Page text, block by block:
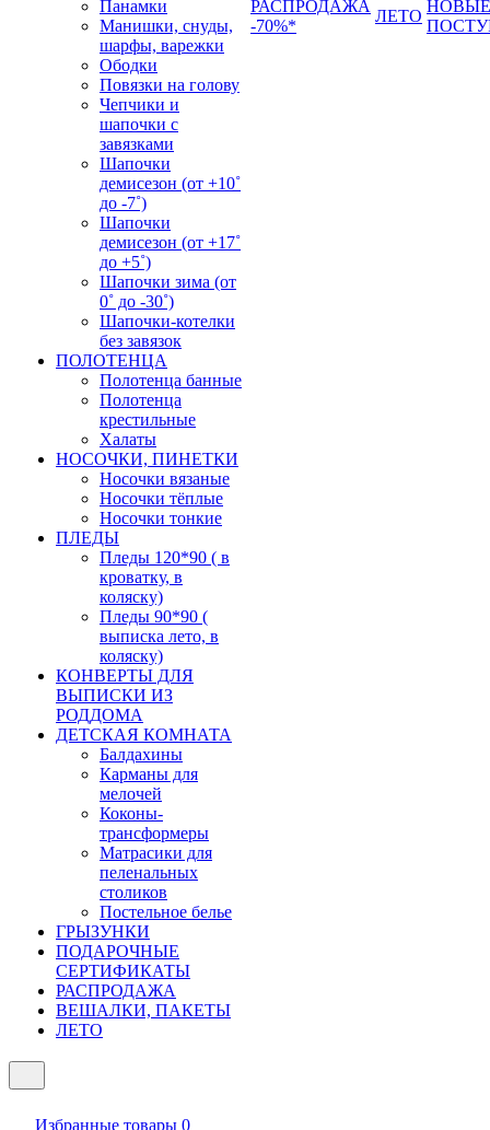
Панамки
Манишки, снуды,
шарфы, варежки
Ободки
Повязки на голову
Чепчики и
шапочки с
завязками
Шапочки
демисезон (от +10˚
до -7˚)
Шапочки
демисезон (от +17˚
до +5˚)
Шапочки зима (от
0˚ до -30˚)
Шапочки-котелки
без завязок
ПОЛОТЕНЦА
Полотенца банные
Полотенца
крестильные
Халаты
НОСОЧКИ, ПИНЕТКИ
Носочки вязаные
Носочки тёплые
Носочки тонкие
ПЛЕДЫ
Пледы 120*90 ( в
кроватку, в
коляску)
Пледы 90*90 (
выписка лето, в
коляску)
КОНВЕРТЫ ДЛЯ
ВЫПИСКИ ИЗ
РОДДОМА
ДЕТСКАЯ КОМНАТА
Балдахины
Карманы для
мелочей
Коконы-
трансформеры
Матрасики для
пеленальных
столиков
Постельное белье
ГРЫЗУНКИ
ПОДАРОЧНЫЕ
СЕРТИФИКАТЫ
РАСПРОДАЖА
ВЕШАЛКИ, ПАКЕТЫ
ЛЕТО
РАСПРОДАЖА
-70%*
ЛЕТО
НОВЫЕ
Избранные товары 0